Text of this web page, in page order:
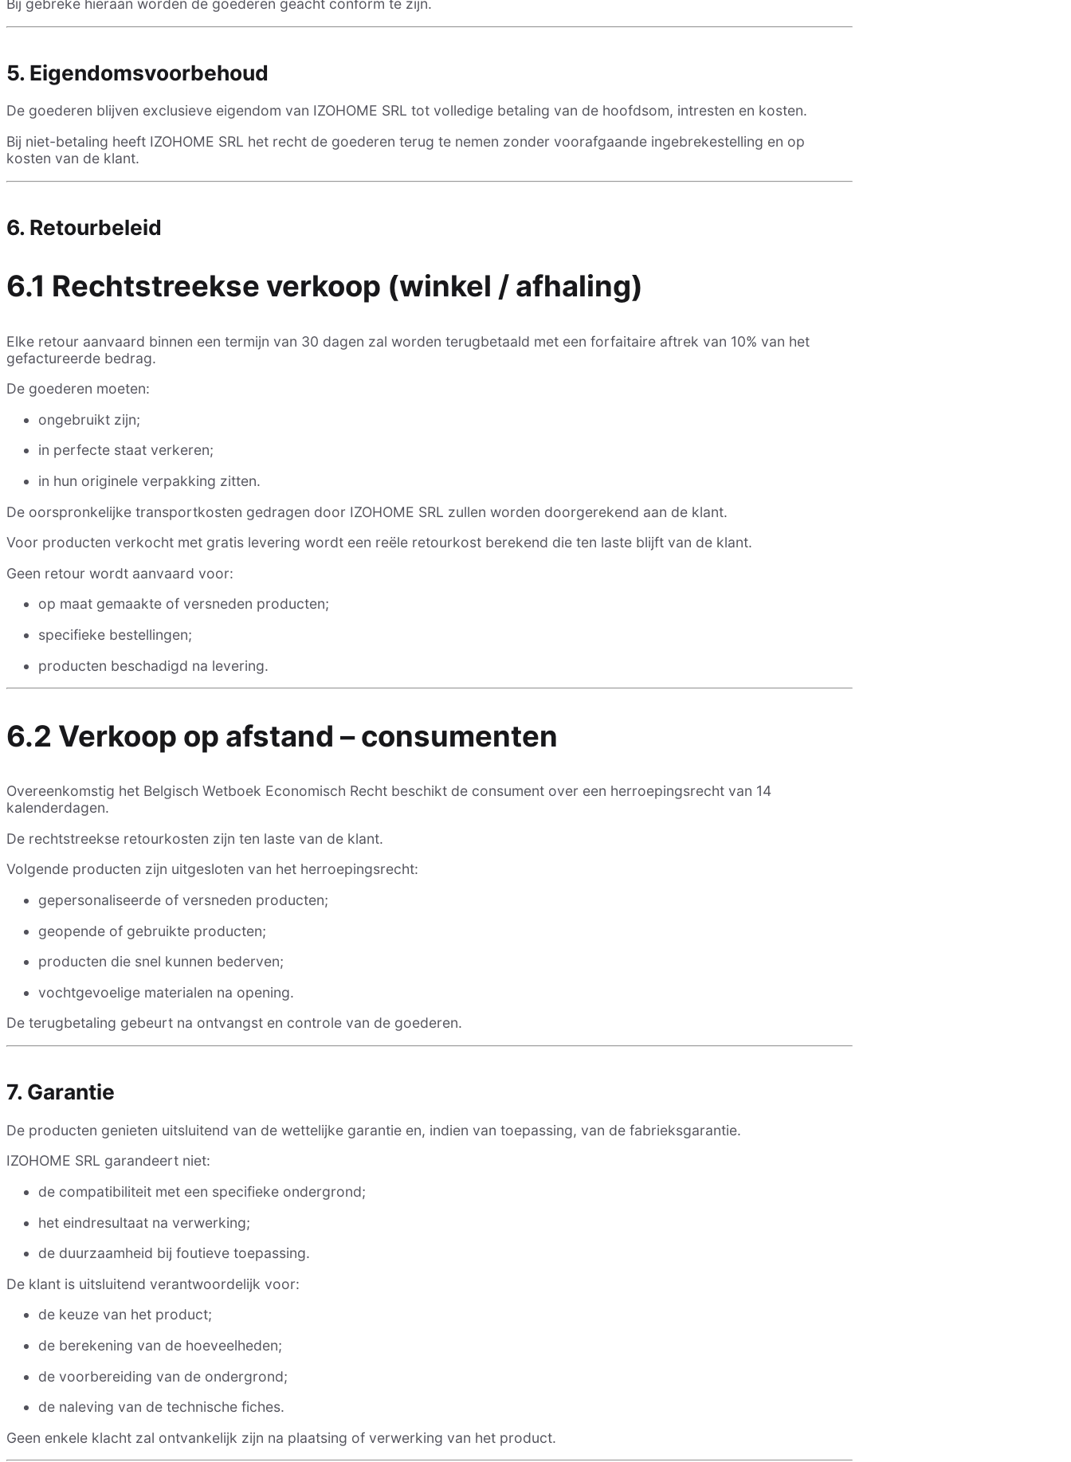
Bij gebreke hieraan worden de goederen geacht conform te zijn.
5. Eigendomsvoorbehoud
De goederen blijven exclusieve eigendom van IZOHOME SRL tot volledige betaling van de hoofdsom, intresten en kosten.
Bij niet-betaling heeft IZOHOME SRL het recht de goederen terug te nemen zonder voorafgaande ingebrekestelling en op
kosten van de klant.
6. Retourbeleid
6.1 Rechtstreekse verkoop (winkel / afhaling)
Elke retour aanvaard binnen een termijn van 30 dagen zal worden terugbetaald met een forfaitaire aftrek van 10% van het
gefactureerde bedrag.
De goederen moeten:
ongebruikt zijn;
in perfecte staat verkeren;
in hun originele verpakking zitten.
De oorspronkelijke transportkosten gedragen door IZOHOME SRL zullen worden doorgerekend aan de klant.
Voor producten verkocht met gratis levering wordt een reële retourkost berekend die ten laste blijft van de klant.
Geen retour wordt aanvaard voor:
op maat gemaakte of versneden producten;
specifieke bestellingen;
producten beschadigd na levering.
6.2 Verkoop op afstand – consumenten
Overeenkomstig het Belgisch Wetboek Economisch Recht beschikt de consument over een herroepingsrecht van 14
kalenderdagen.
De rechtstreekse retourkosten zijn ten laste van de klant.
Volgende producten zijn uitgesloten van het herroepingsrecht:
gepersonaliseerde of versneden producten;
geopende of gebruikte producten;
producten die snel kunnen bederven;
vochtgevoelige materialen na opening.
De terugbetaling gebeurt na ontvangst en controle van de goederen.
7. Garantie
De producten genieten uitsluitend van de wettelijke garantie en, indien van toepassing, van de fabrieksgarantie.
IZOHOME SRL garandeert niet:
de compatibiliteit met een specifieke ondergrond;
het eindresultaat na verwerking;
de duurzaamheid bij foutieve toepassing.
De klant is uitsluitend verantwoordelijk voor:
de keuze van het product;
de berekening van de hoeveelheden;
de voorbereiding van de ondergrond;
de naleving van de technische fiches.
Geen enkele klacht zal ontvankelijk zijn na plaatsing of verwerking van het product.